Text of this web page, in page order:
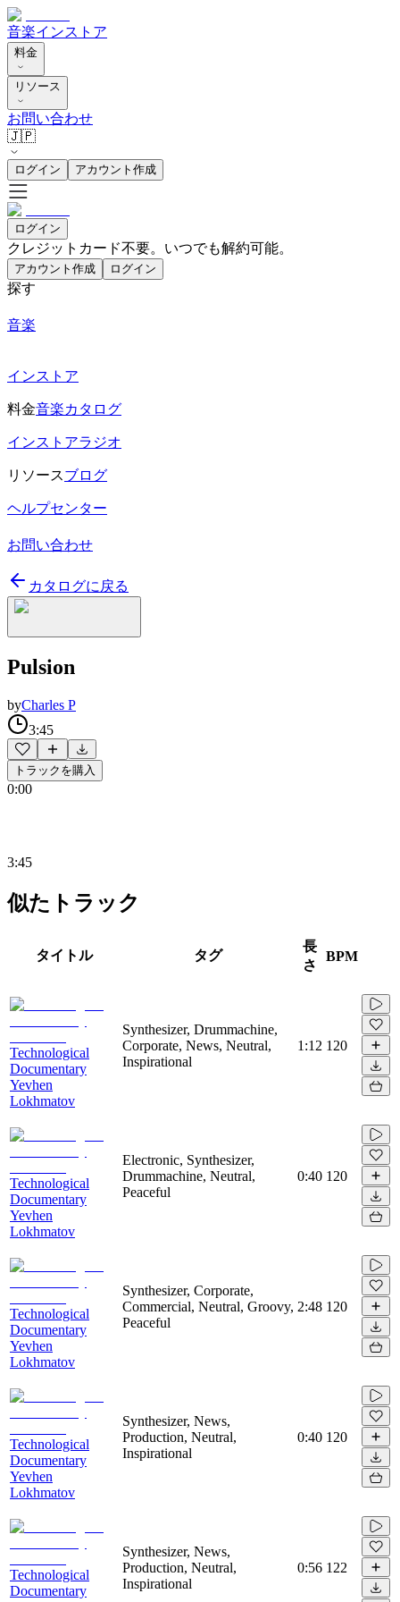
音楽インストア
料金
リソース
お問い合わせ
🇯🇵
ログイン アカウント作成
ログイン
クレジットカード不要。いつでも解約可能。
アカウント作成 ログイン
探す
音楽
インストア
料金音楽カタログ
インストアラジオ
リソースブログ
ヘルプセンター
お問い合わせ
カタログに戻る
Pulsion
byCharles P
3:45
トラックを購入
0:00
3:45
似たトラック
タイトル タグ
長
さ
BPM
Technological
Documentary
Yevhen
Lokhmatov
Synthesizer, Drummachine,
Corporate, News, Neutral,
Inspirational
1:12 120
Technological
Documentary
Yevhen
Lokhmatov
Electronic, Synthesizer,
Drummachine, Neutral,
Peaceful
0:40 120
Technological
Documentary
Yevhen
Lokhmatov
Synthesizer, Corporate,
Commercial, Neutral, Groovy,
Peaceful
2:48 120
Technological
Documentary
Yevhen
Lokhmatov
Synthesizer, News,
Production, Neutral,
Inspirational
0:40 120
Technological
Documentary
Synthesizer, News,
Production, Neutral,
Inspirational
0:56 122